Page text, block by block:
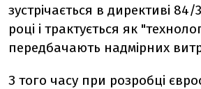
зустрічається в директиві
році і трактується як
передбачають надмірних
З того часу при розробці